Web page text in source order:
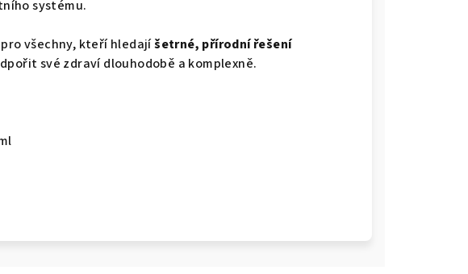
systému.
všechny, kteří hledajíšetrné, přírodní řešení
své zdraví dlouhodobě a komplexně.